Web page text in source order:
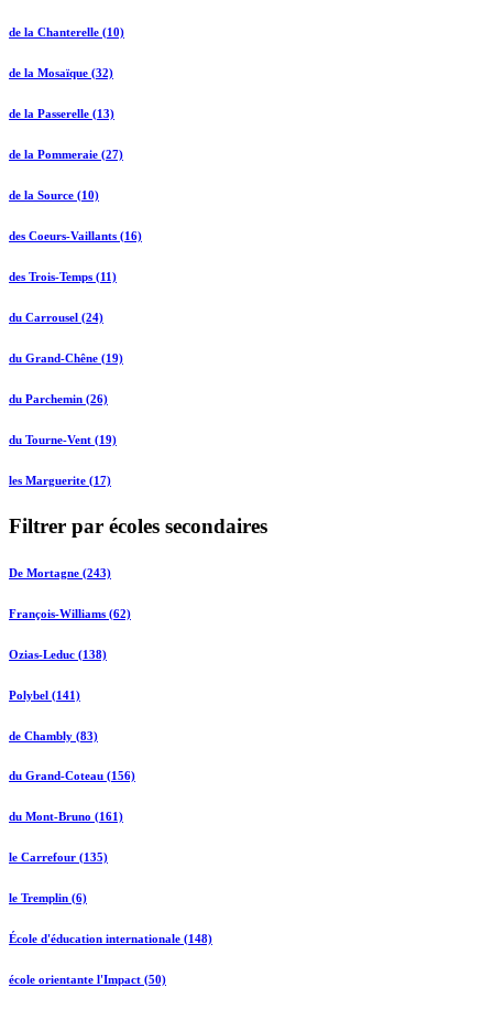
de la Chanterelle (10)
de la Mosaïque (32)
de la Passerelle (13)
de la Pommeraie (27)
de la Source (10)
des Coeurs-Vaillants (16)
des Trois-Temps (11)
du Carrousel (24)
du Grand-Chêne (19)
du Parchemin (26)
du Tourne-Vent (19)
les Marguerite (17)
Filtrer par écoles secondaires
De Mortagne (243)
François-Williams (62)
Ozias-Leduc (138)
Polybel (141)
de Chambly (83)
du Grand-Coteau (156)
du Mont-Bruno (161)
le Carrefour (135)
le Tremplin (6)
École d'éducation internationale (148)
école orientante l'Impact (50)